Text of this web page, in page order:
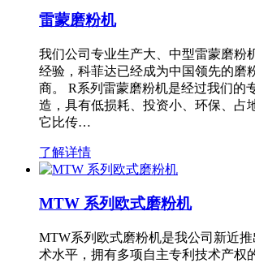
雷蒙磨粉机
我们公司专业生产大、中型雷蒙磨粉
经验，科菲达已经成为中国领先的磨
商。 R系列雷蒙磨粉机是经过我们的
造，具有低损耗、投资小、环保、占
它比传…
了解详情
MTW 系列欧式磨粉机
MTW系列欧式磨粉机是我公司新近
术水平，拥有多项自主专利技术产